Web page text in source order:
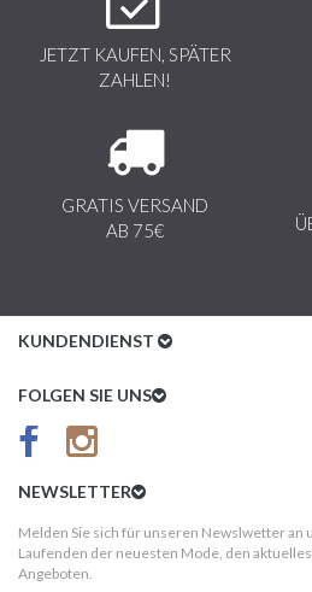
JETZT KAUFEN, SPÄTER
ZAHLEN!
GRATIS VERSAND
AB 75€
KUNDENDIENST
Kundenservice
AGB
Kundeninformationen
FOLGEN SIE UNS
NEWSLETTER
Melden Sie sich für unseren Newslwetter an
Laufenden der neuesten Mode, den
Angeboten.